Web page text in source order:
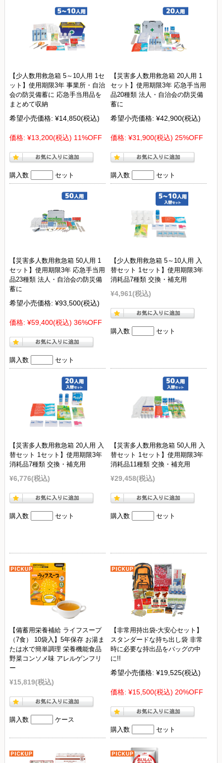
【少人数用救急箱 5～10人用 1セ
ット】使用期限3年 事業所・自治
会の防災備蓄に 応急手当用品を
まとめて収納
希望小売価格: ¥14,850(税込)
価格: ¥13,200(税込) 11%OFF
購入数 セット
【災害多人数用救急箱 20人用 1
セット】使用期限3年 応急手当用
品20種類 法人・自治会の防災備
蓄に
希望小売価格: ¥42,900(税込)
価格: ¥31,900(税込) 25%OFF
購入数 セット
【災害多人数用救急箱 50人用 1
セット】使用期限3年 応急手当用
品23種類 法人・自治会の防災備
蓄に
希望小売価格: ¥93,500(税込)
価格: ¥59,400(税込) 36%OFF
購入数 セット
【少人数用救急箱 5～10人用 入
替セット 1セット】使用期限3年
消耗品7種類 交換・補充用
¥4,961(税込)
購入数 セット
【災害多人数用救急箱 20人用 入
替セット 1セット】使用期限3年
消耗品7種類 交換・補充用
¥6,776(税込)
購入数 セット
【災害多人数用救急箱 50人用 入
替セット 1セット】使用期限3年
消耗品11種類 交換・補充用
¥29,458(税込)
購入数 セット
【備蓄用栄養補給 ライフスープ
（7食） 10袋入】5年保存 お湯ま
たは水で簡単調理 栄養機能食品
野菜コンソメ味 アレルゲンフリ
ー
¥15,819(税込)
購入数 ケース
【非常用持出袋-大安心セット】
スタンダードな持ち出し袋 非常
時に必要な持出品をバッグの中
に!!
希望小売価格: ¥19,525(税込)
価格: ¥15,500(税込) 20%OFF
購入数 セット